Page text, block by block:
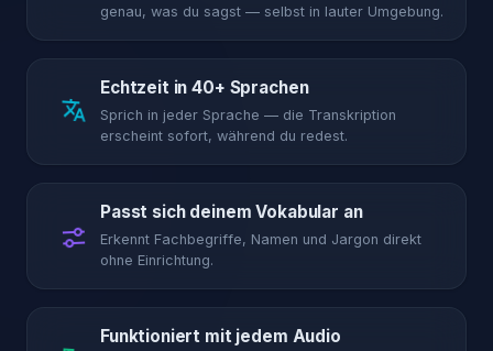
genau, was du sagst — selbst in lauter Umgebung.
Echtzeit in 40+ Sprachen
Sprich in jeder Sprache — die Transkription
erscheint sofort, während du redest.
Passt sich deinem Vokabular an
Erkennt Fachbegriffe, Namen und Jargon direkt
ohne Einrichtung.
Funktioniert mit jedem Audio